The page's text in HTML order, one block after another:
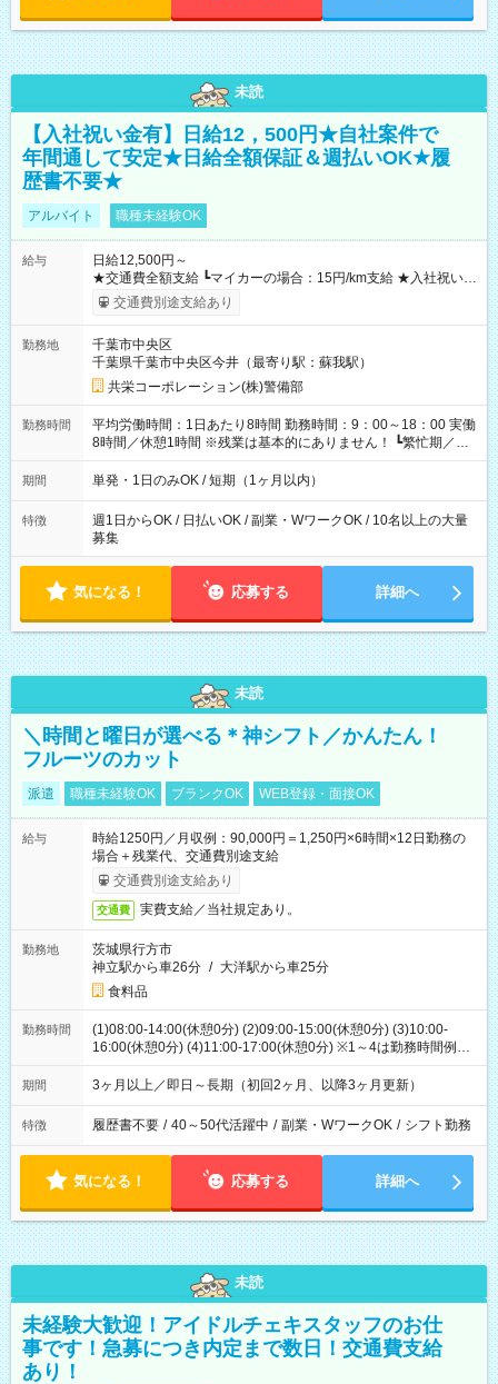
未読
【入社祝い金有】日給12，500円★自社案件で
年間通して安定★日給全額保証＆週払いOK★履
歴書不要★
アルバイト 職種未経験OK
給与
日給12,500円～
★交通費全額支給 ┗マイカーの場合：15円/km支給 ★入社祝い金
「5万円」あり ★残業手当 ┗残業代は別途全額支給いたします ---
1200円×7ｈ×4日間 （休憩2時間分も給与が発生します♪） 【試
用期間】試用期間あり 試用期間の長さ：3ヶ月 雇用形態、給与
は本採用時と同じです。
交通費別途支給あり
勤務地
千葉市中央区
千葉県千葉市中央区今井（最寄り駅：蘇我駅）
共栄コーポレーション(株)警備部
勤務時間
平均労働時間：1日あたり8時間 勤務時間：9：00～18：00 実働
8時間／休憩1時間 ※残業は基本的にありません！ ┗繁忙期／多
忙期にお願いする場合あり ┗残業代は別途全額支給いたします！
平均労働時間：1日あたり8時間 勤務時間：9：00～18：00 実働
忙期にお願いする場合あり ┗残業代は別途全額支給いたします！
期間 単発・1日のみOK / 短期（1ヶ月以内）
特徴
週1日からOK / 日払いOK / 副業・WワークOK / 10名以上の大量
募集
気になる！ 応募する 詳細へ
未読
＼時間と曜日が選べる＊神シフト／かんたん！
フルーツのカット
派遣 職種未経験OK ブランクOK WEB登録・面接OK
給与
時給1250円／月収例：90,000円＝1,250円×6時間×12日勤務の
場合＋残業代、交通費別途支給
交通費別途支給あり
交通費 実費支給／当社規定あり。
勤務地
茨城県行方市
神立駅から車26分 / 大洋駅から車25分
食料品
勤務時間
(1)08:00-14:00(休憩0分) (2)09:00-15:00(休憩0分) (3)10:00-
16:00(休憩0分) (4)11:00-17:00(休憩0分) ※1～4は勤務時間例
【8時～17時の間でお好きな6ｈ～ＯＫ！】
期間 3ヶ月以上／即日～長期（初回2ヶ月、以降3ヶ月更新）
特徴 履歴書不要 / 40～50代活躍中 / 副業・WワークOK / シフト勤務
気になる！ 応募する 詳細へ
未読
未経験大歓迎！アイドルチェキスタッフのお仕
事です！急募につき内定まで数日！交通費支給
あり！